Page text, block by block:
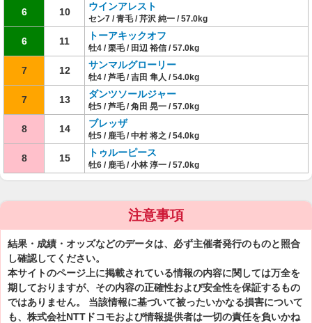
6 10 ウインアレスト
セン7 / 青毛 / 芹沢 純一 / 57.0kg
6 11 トーアキックオフ
牡4 / 栗毛 / 田辺 裕信 / 57.0kg
7 12 サンマルグローリー
牡4 / 芦毛 / 吉田 隼人 / 54.0kg
7 13 ダンツソールジャー
牡5 / 芦毛 / 角田 晃一 / 57.0kg
8 14 ブレッザ
牡5 / 鹿毛 / 中村 将之 / 54.0kg
8 15 トゥルーピース
牡6 / 鹿毛 / 小林 淳一 / 57.0kg
注意事項
結果・成績・オッズなどのデータは、必ず主催者発行のものと照合
し確認してください。
本サイトのページ上に掲載されている情報の内容に関しては万全を
期しておりますが、その内容の正確性および安全性を保証するもの
ではありません。 当該情報に基づいて被ったいかなる損害について
も、株式会社NTTドコモおよび情報提供者は一切の責任を負いかね